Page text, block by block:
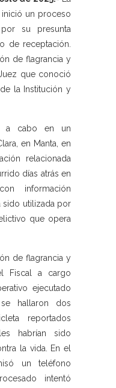
inició un proceso
su presunta
de receptación.
de flagrancia y
que conoció
la Institución y
a cabo en un
en Manta, en
relacionada
días atrás en
información
sido utilizada por
que opera
de flagrancia y
Fiscal a cargo
ejecutado
hallaron dos
reportados
habrían sido
la vida. En el
un teléfono
intentó